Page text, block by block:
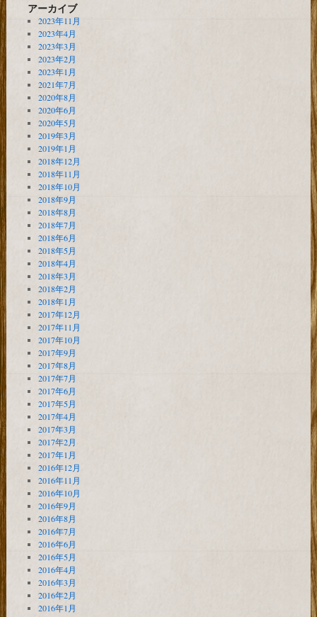
アーカイブ
2023年11月
2023年4月
2023年3月
2023年2月
2023年1月
2021年7月
2020年8月
2020年6月
2020年5月
2019年3月
2019年1月
2018年12月
2018年11月
2018年10月
2018年9月
2018年8月
2018年7月
2018年6月
2018年5月
2018年4月
2018年3月
2018年2月
2018年1月
2017年12月
2017年11月
2017年10月
2017年9月
2017年8月
2017年7月
2017年6月
2017年5月
2017年4月
2017年3月
2017年2月
2017年1月
2016年12月
2016年11月
2016年10月
2016年9月
2016年8月
2016年7月
2016年6月
2016年5月
2016年4月
2016年3月
2016年2月
2016年1月